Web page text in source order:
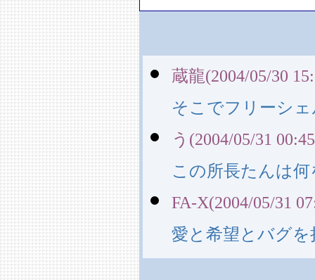
蔵龍(2004/05/30
そこでフリーシ
う(2004/05/31
この所長たんは
FA-X(2004/05/31
愛と希望とバグ